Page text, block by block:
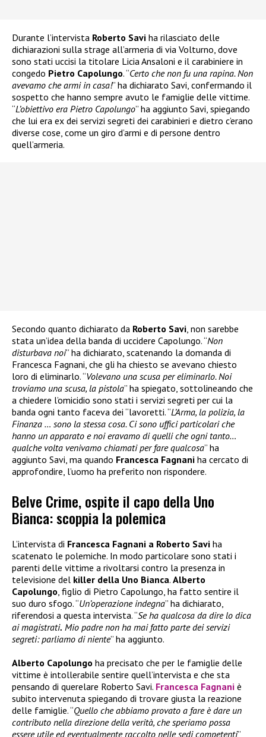
Durante l’intervista Roberto Savi ha rilasciato delle
dichiarazioni sulla strage all’armeria di via Volturno, dove
sono stati uccisi la titolare Licia Ansaloni e il carabiniere in
congedo Pietro Capolungo. “Certo che non fu una rapina. Non
avevamo che armi in casa!” ha dichiarato Savi, confermando il
sospetto che hanno sempre avuto le famiglie delle vittime.
“L’obiettivo era Pietro Capolungo” ha aggiunto Savi, spiegando
che lui era ex dei servizi segreti dei carabinieri e dietro c’erano
diverse cose, come un giro d’armi e di persone dentro
quell’armeria.
Secondo quanto dichiarato da Roberto Savi , non sarebbe
stata un’idea della banda di uccidere Capolungo. “Non
disturbava noi” ha dichiarato, scatenando la domanda di
Francesca Fagnani, che gli ha chiesto se avevano chiesto
loro di eliminarlo. “Volevano una scusa per eliminarlo. Noi
troviamo una scusa, la pistola” ha spiegato, sottolineando che
a chiedere l’omicidio sono stati i servizi segreti per cui la
banda ogni tanto faceva dei “lavoretti. “L’Arma, la polizia, la
Finanza … sono la stessa cosa. Ci sono uffici particolari che
hanno un apparato e noi eravamo di quelli che ogni tanto…
qualche volta venivamo chiamati per fare qualcosa” ha
aggiunto Savi, ma quando Francesca Fagnani ha cercato di
approfondire, l’uomo ha preferito non rispondere.
Belve Crime, ospite il capo della Uno
Bianca: scoppia la polemica
L’intervista di Francesca Fagnani a Roberto Savi ha
scatenato le polemiche. In modo particolare sono stati i
parenti delle vittime a rivoltarsi contro la presenza in
televisione del killer della Uno Bianca. Alberto
Capolungo, figlio di Pietro Capolungo, ha fatto sentire il
suo duro sfogo. “Un’operazione indegna” ha dichiarato,
riferendosi a questa intervista. “Se ha qualcosa da dire lo dica
ai magistrati. Mio padre non ha mai fatto parte dei servizi
segreti: parliamo di niente” ha aggiunto.
Alberto Capolungo ha precisato che per le famiglie delle
vittime è intollerabile sentire quell’intervista e che sta
pensando di querelare Roberto Savi. Francesca Fagnani è
subito intervenuta spiegando di trovare giusta la reazione
delle famiglie. “Quello che abbiamo provato a fare è dare un
contributo nella direzione della verità, che speriamo possa
essere utile ed eventualmente raccolto nelle sedi competenti”